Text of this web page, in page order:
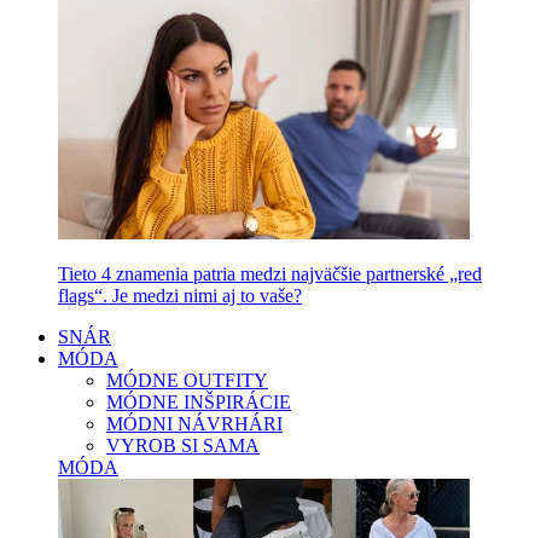
Tieto 4 znamenia patria medzi najväčšie partnerské „red
flags“. Je medzi nimi aj to vaše?
SNÁR
MÓDA
MÓDNE OUTFITY
MÓDNE INŠPIRÁCIE
MÓDNI NÁVRHÁRI
VYROB SI SAMA
MÓDA